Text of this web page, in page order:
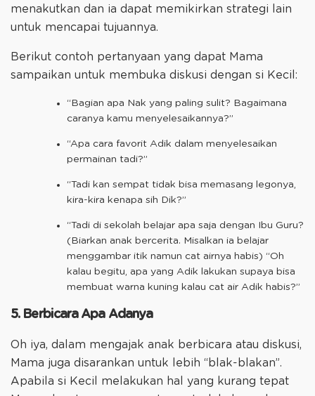
menakutkan dan ia dapat memikirkan strategi lain
untuk mencapai tujuannya.
Berikut contoh pertanyaan yang dapat Mama
sampaikan untuk membuka diskusi dengan si Kecil:
“Bagian apa Nak yang paling sulit? Bagaimana
caranya kamu menyelesaikannya?”
“Apa cara favorit Adik dalam menyelesaikan
permainan tadi?”
“Tadi kan sempat tidak bisa memasang legonya,
kira-kira kenapa sih Dik?”
“Tadi di sekolah belajar apa saja dengan Ibu Guru?
(Biarkan anak bercerita. Misalkan ia belajar
menggambar itik namun cat airnya habis) “Oh
kalau begitu, apa yang Adik lakukan supaya bisa
membuat warna kuning kalau cat air Adik habis?”
5. Berbicara Apa Adanya
Oh iya, dalam mengajak anak berbicara atau diskusi,
Mama juga disarankan untuk lebih “blak-blakan”.
Apabila si Kecil melakukan hal yang kurang tepat